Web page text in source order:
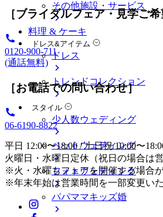
その他施設・サービス
料理 & ケーキ
ドレス&アイテム
ドレス
トレンドコレクション
スタイル
少人数ウェディング
ペットウェディング
フォトウェディング
パパママキッズ婚
［ブライダルフェア・見学ご希
0120-900-711
(通話無料)
［お電話での問い合わせ］
06-6190-8822
平日 12:00〜18:00 / 土日祝 10:00〜
火曜日・水曜日定休（祝日の場合は営
※火・水曜もフェアを開催する場合
※年末年始は営業時間を一部変更い